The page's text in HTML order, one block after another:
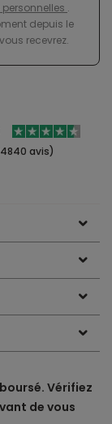
.
depuis le
recevrez.
avis)
Vérifiez
de vous